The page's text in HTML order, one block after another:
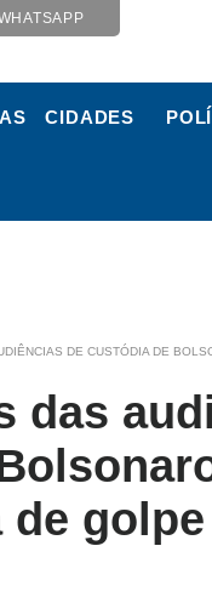
CIDADES
DE CUSTÓDIA DE
das
golpe